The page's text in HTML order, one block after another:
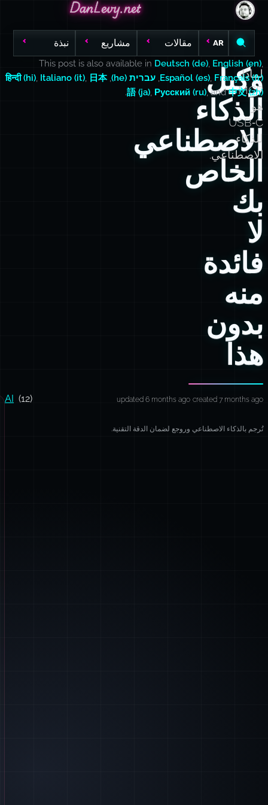
DanLevy.net
DanLevy.net
DanLevy.net
AR مقالات مشاريع نبذة
وكيل
الذكاء
الاصطناعي
الخاص
بك
لا
فائدة
منه
بدون
هذا
لماذا
MCP
هو
USB‑C
للذكاء
الاصطناعي.
This post is also available in Deutsch (de), English (en),
Español (es), Français (fr)
, עברית (he) ,
हिन्दी (hi), Italiano (it), 日本
語 (ja), Русский (ru), and中文 (zh)
.
created 7 months ago
updated 6 months ago
AI (12)
تُرجم بالذكاء الاصطناعي وروجع لضمان الدقة التقنية.